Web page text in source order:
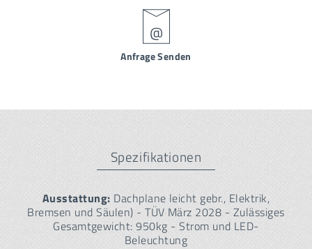
Anfrage Senden
Spezifikationen
Ausstattung: Dachplane leicht gebr., Elektrik,
Bremsen und Säulen) - TÜV März 2028 - Zulässiges
Gesamtgewicht: 950kg - Strom und LED-
Beleuchtung